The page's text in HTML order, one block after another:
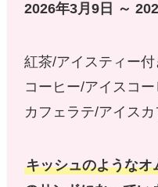
2026年3月9日 ～
紅茶/アイスティー
コーヒー/アイスコ
カフェラテ/アイス
キッシュのような